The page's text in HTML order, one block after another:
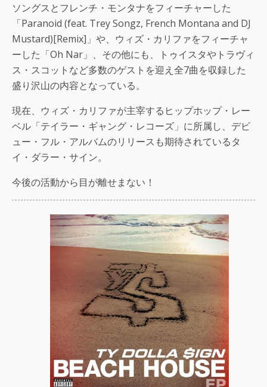
ソングスとフレンチ・モンタナをフィーチャーした
「Paranoid (feat. Trey Songz, French Montana and DJ
Mustard)[Remix]」や、ウィズ・カリファをフィーチャ
ーした「Oh Nar」、その他にも、トゥイスタやトラヴィ
ス・スコットなど多数のゲストを迎え全7曲を収録した
盛り沢山の内容となっている。
現在、ウィズ・カリファが主宰するヒップホップ・レー
ベル「テイラー・ギャング・レコーズ」に所属し、デビ
ュー・フル・アルバムのリリースも期待されているタ
イ・ダラー・サイン。
今後の活動から目が離せまない！